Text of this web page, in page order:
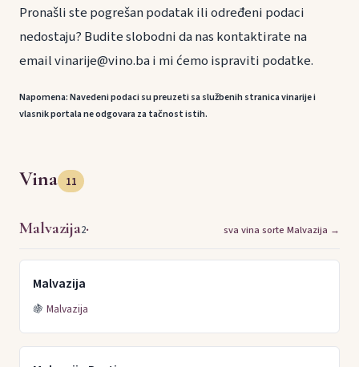
Pronašli ste pogrešan podatak ili određeni podaci
nedostaju? Budite slobodni da nas kontaktirate na
email vinarije@vino.ba i mi ćemo ispraviti podatke.
Napomena: Navedeni podaci su preuzeti sa službenih stranica vinarije i
vlasnik portala ne odgovara za tačnost istih.
Vina 11
Malvazija2· sva vina sorte Malvazija →
Malvazija
🍇 Malvazija